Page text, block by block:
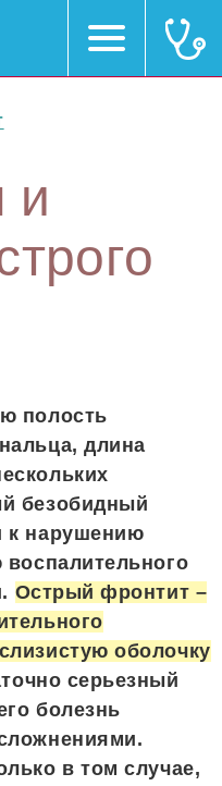
и
полость
длина
безобидный
к нарушению
воспалительного
Острый фронтит –
оболочку
серьезный
болезнь
в том случае,